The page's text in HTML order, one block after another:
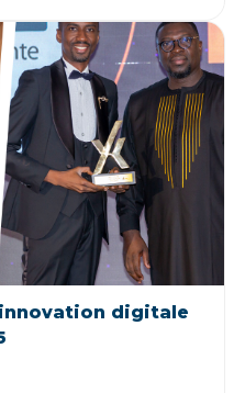
digitale